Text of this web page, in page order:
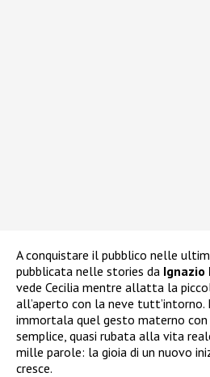
A conquistare il pubblico nelle
pubblicata nelle stories da Ignazio
vede Cecilia mentre allatta la
all’aperto con la neve tutt’intorno.
immortala quel gesto materno con
semplice, quasi rubata alla vita
mille parole: la gioia di un nuovo
cresce.